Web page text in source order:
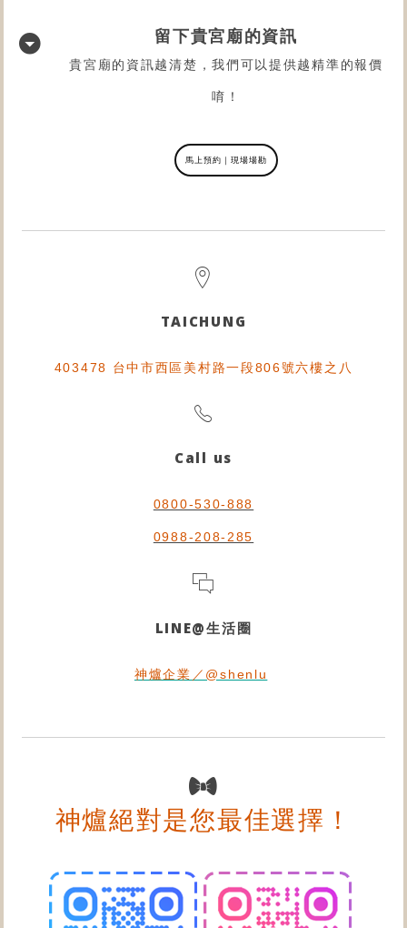
留下貴宮廟的資訊
貴宮廟的資訊越清楚，我們可以提供越精準的報價
唷！
馬上預約｜現場場勘
TAICHUNG
403478 台中市西區美村路一段806號六樓之八
Call us
0800-530-888
0988-208-285
LINE@生活圈
神爐企業／@shenlu
神爐絕對是您最佳選擇！